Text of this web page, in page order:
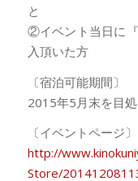
と
②イベント当日に
入頂いた方
〔宿泊可能期間〕
2015年5月末を目
〔イベントページ〕
http://
Store/